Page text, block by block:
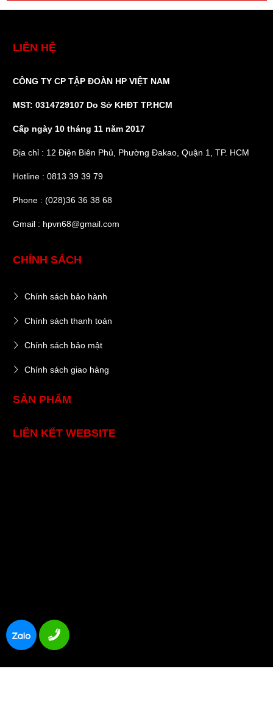
LIÊN HỆ
CÔNG TY CP TẬP ĐOÀN HP VIỆT NAM
MST: 0314729107 Do Sở KHĐT TP.HCM
Cấp ngày 10 tháng 11 năm 2017
Địa chỉ : 12 Điện Biên Phủ, Phường Đakao, Quận 1, TP. HCM
Hotline : 0813 39 39 79
Phone : (028)36 36 38 68
Gmail : hpvn68@gmail.com
CHÍNH SÁCH
Chính sách bảo hành
Chính sách thanh toán
Chính sách bảo mật
Chính sách giao hàng
SẢN PHẨM
LIÊN KẾT WEBSITE